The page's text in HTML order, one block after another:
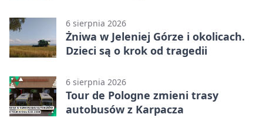
6 sierpnia 2026
Żniwa w Jeleniej Górze i okolicach.
Dzieci są o krok od tragedii
6 sierpnia 2026
Tour de Pologne zmieni trasy
autobusów z Karpacza